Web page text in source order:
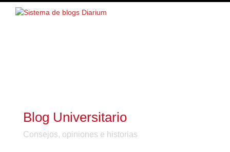
Blog Universitario
Consejos, opiniones e historias